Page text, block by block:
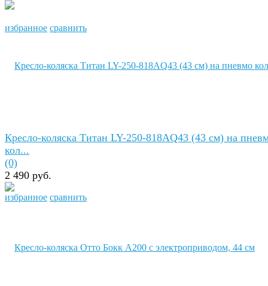
избранное сравнить
избранное сравнить
Кресло-коляска Титан LY-250-818AQ43 (43 см) на
кол...
(0)
2 490 руб.